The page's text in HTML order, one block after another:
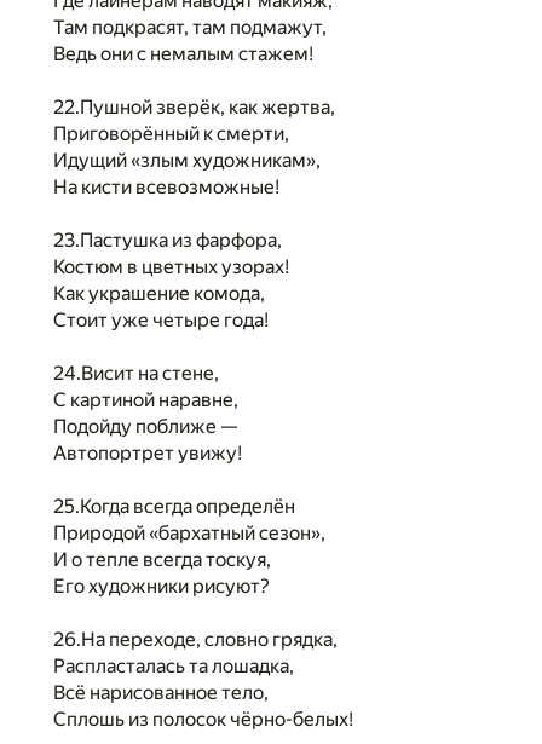
Там подкрасят, там подмажут,
Ведь они с немалым стажем!
22.Пушной зверёк, как жертва,
Приговорённый к смерти,
Идущий «злым художникам»,
На кисти всевозможные!
23.Пастушка из фарфора,
Костюм в цветных узорах!
Как украшение комода,
Стоит уже четыре года!
24.Висит на стене,
С картиной наравне,
Подойду поближе —
Автопортрет увижу!
25.Когда всегда определён
Природой «бархатный сезон»,
И о тепле всегда тоскуя,
Его художники рисуют?
26.На переходе, словно грядка,
Распласталась та лошадка,
Всё нарисованное тело,
Сплошь из полосок чёрно-белых!